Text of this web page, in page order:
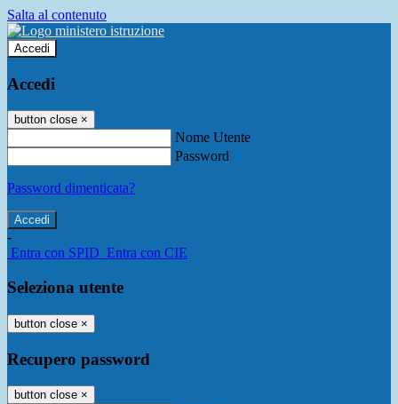
Salta al contenuto
Accedi
Accedi
button close ×
Nome Utente
Password
Password dimenticata?
-
Entra con SPID Entra con CIE
Seleziona utente
button close ×
Recupero password
button close ×